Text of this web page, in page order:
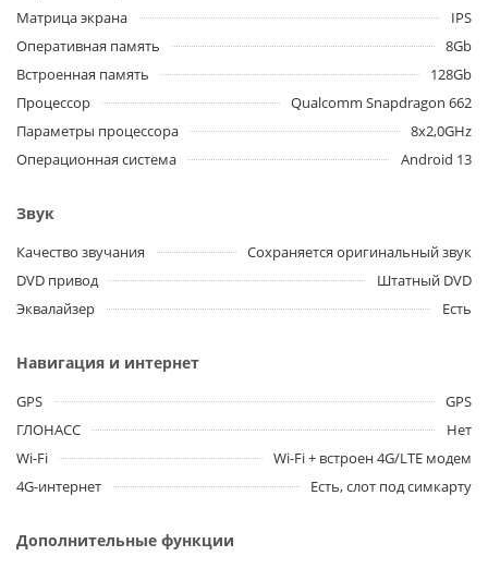
Матрица экрана
IPS
Оперативная память
8Gb
Встроенная память
128Gb
Процессор
Qualcomm Snapdragon 662
Параметры процессора
8x2,0GHz
Операционная система
Android 13
Звук
Качество звучания
Сохраняется оригинальный звук
DVD привод
Штатный DVD
Эквалайзер
Есть
Навигация и интернет
GPS
GPS
ГЛОНАСС
Нет
Wi-Fi
Wi-Fi + встроен 4G/LTE модем
4G-интернет
Есть, слот под симкарту
Дополнительные функции